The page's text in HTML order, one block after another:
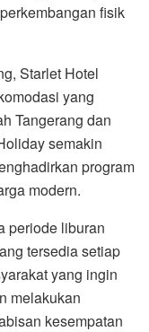
fisik
Starlet Hotel
yang
Tangerang dan
semakin
program
modern.
periode liburan
tersedia setiap
yang ingin
melakukan
kesempatan